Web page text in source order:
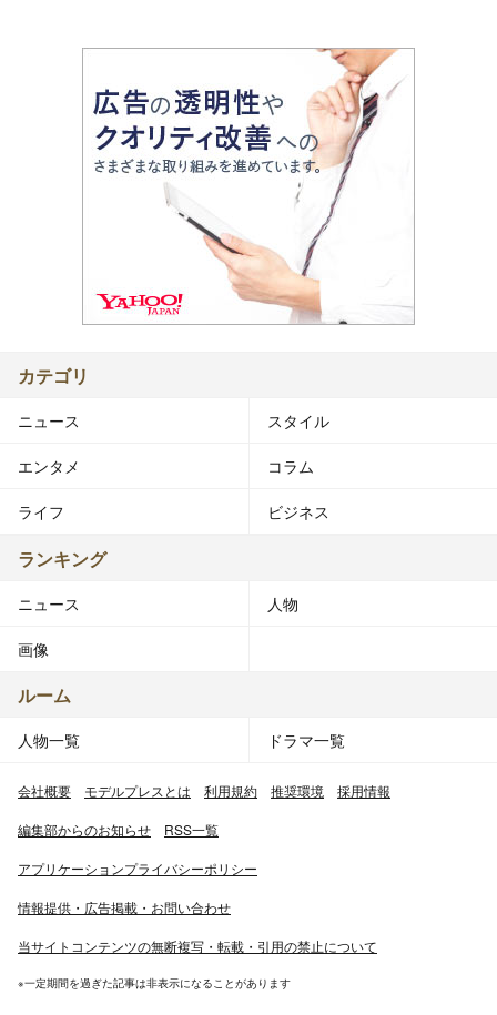
カテゴリ
ニュース スタイル
エンタメ コラム
ライフ ビジネス
ランキング
ニュース 人物
画像
ルーム
人物一覧 ドラマ一覧
会社概要 モデルプレスとは 利用規約 推奨環境 採用情報
編集部からのお知らせ RSS一覧
アプリケーションプライバシーポリシー
情報提供・広告掲載・お問い合わせ
当サイトコンテンツの無断複写・転載・引用の禁止について
※一定期間を過ぎた記事は非表示になることがあります